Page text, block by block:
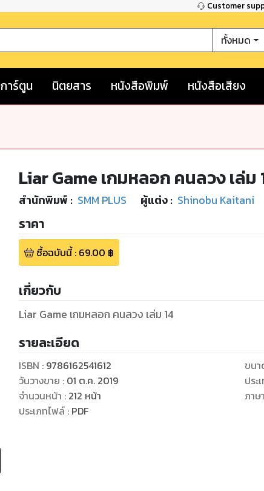
Customer
ทั้งหมด
การ์ตูน นิตยสาร หนังสือพิมพ์ หนังสือเสียง
Liar Game เกมหลอก คนลวง เล่ม
สำนักพิมพ์ : SMM PLUS ผู้แต่ง : Shinobu Kaitani
ราคา
ซื้อฉบับนี้: 69.00 ฿
เกี่ยวกับ
Liar Game เกมหลอก คนลวง เล่ม 14
รายละเอียด
ISBN : 9786162541612
วันวางขาย : 01 ต.ค. 2019
จำนวนหน้า : 212 หน้า
ประเภทไฟล์: PDF
ขน
ประ
ภาษา